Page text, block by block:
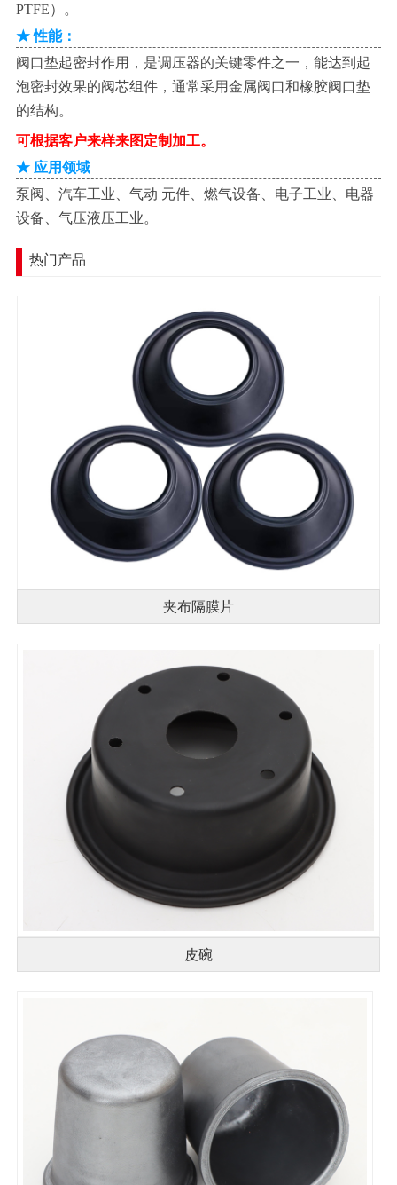
PTFE）。
★ 性能：
阀口垫起密封作用，是调压器的关键零件之一，能达到起
泡密封效果的阀芯组件，通常采用金属阀口和橡胶阀口垫
的结构。
可根据客户来样来图定制加工。
★ 应用领域
泵阀、汽车工业、气动 元件、燃气设备、电子工业、电器
设备、气压液压工业。
热门产品
夹布隔膜片
皮碗